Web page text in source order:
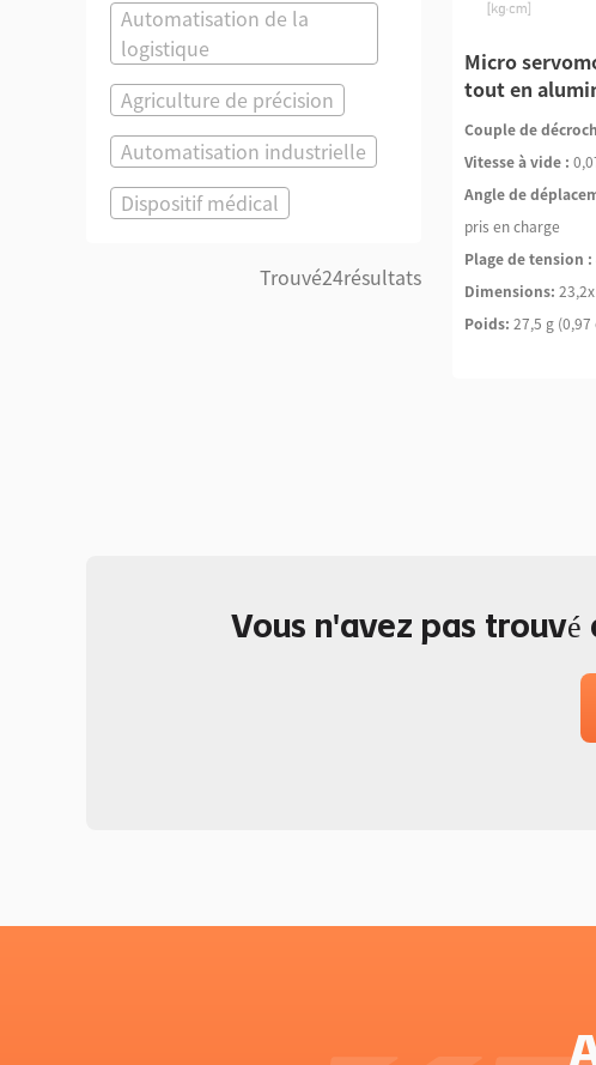
Automatisation de la
logistique
Agriculture de précision
Automatisation industrielle
Dispositif médical
Trouvé24résultats
Micro
tout en
Couple de
Vitesse à vide :
Angle de
pris en charge
Plage de tension :
Dimensions:
Poids: 27,5 g (0,97
Vous n'avez pas